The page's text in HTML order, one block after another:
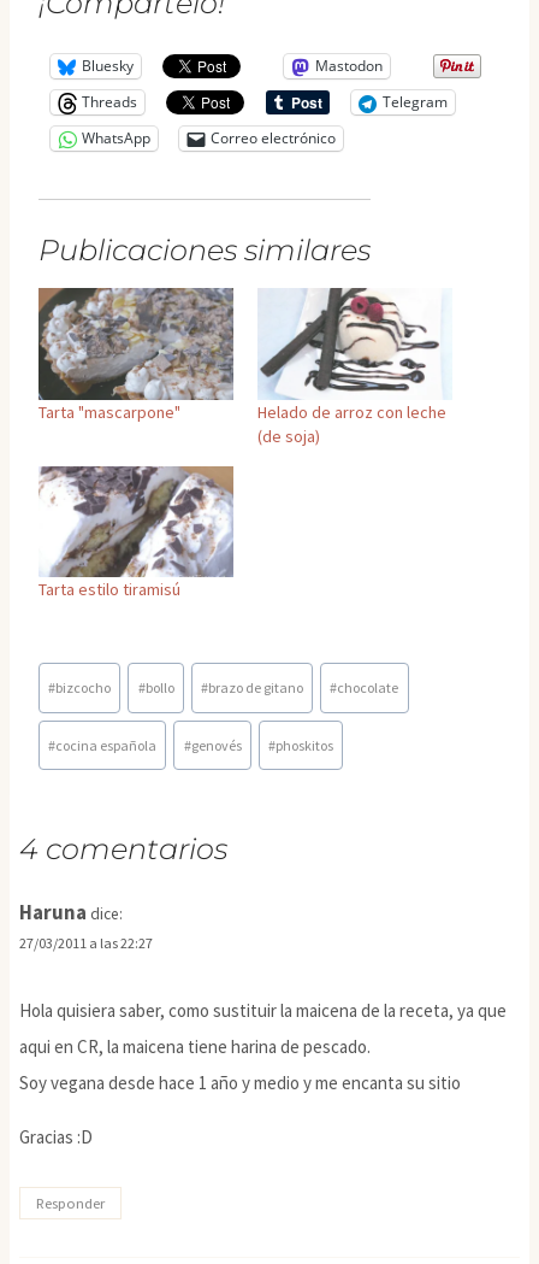
Bluesky
Mastodon
Threads
Telegram
WhatsApp
Correo electrónico
Publicaciones similares
Tarta "mascarpone"
Helado de arroz con leche
(de soja)
Tarta estilo tiramisú
Etiquetas
de
la
#bizcocho #bollo #brazo de gitano #chocolate
#cocina española #genovés #phoskitos
4 comentarios
Haruna dice:
27/03/2011 a las 22:27
Hola quisiera saber, como sustituir la maicena de la receta, ya que
aqui en CR, la maicena tiene harina de pescado.
Soy vegana desde hace 1 año y medio y me encanta su sitio
Gracias :D
Responder